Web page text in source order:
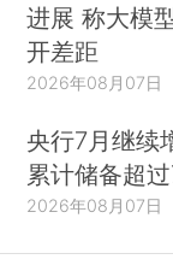
进展 称大模
开差距
2026年08月07日
央行7月继续
累计储备超
2026年08月07日